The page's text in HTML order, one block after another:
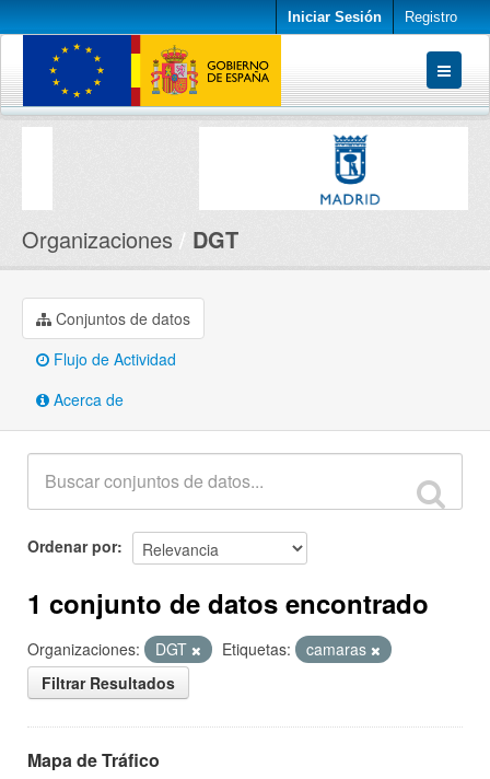
Iniciar Sesión Registro
Conjuntos de datos
Organizaciones DGT
Conjuntos de datos
Flujo de Actividad
Acerca de
Ordenar por
1 conjunto de datos encontrado
Organizaciones: DGT Etiquetas:
camaras
Filtrar Resultados
Mapa de Tráfico